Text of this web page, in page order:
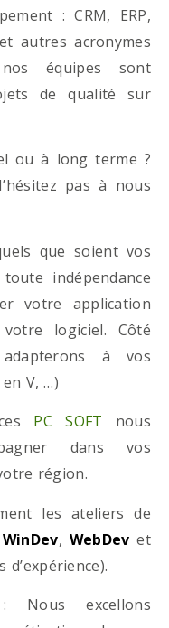
: CRM, ERP,
autres acronymes
équipes sont
de qualité sur
ou à long terme ?
pas à nous
que soient vos
indépendance
votre application
logiciel. Côté
à vos
V, …)
PC SOFT nous
dans vos
région.
les ateliers de
WinDev, WebDev et
d’expérience).
excellons